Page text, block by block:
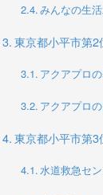
みんなの生
東京都小平市第
アクアプロ
アクアプロ
東京都小平市第
水道救急セ